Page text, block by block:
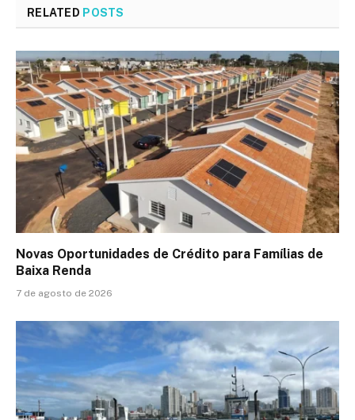
RELATED POSTS
Novas Oportunidades de Crédito para Famílias de
Baixa Renda
7 de agosto de 2026